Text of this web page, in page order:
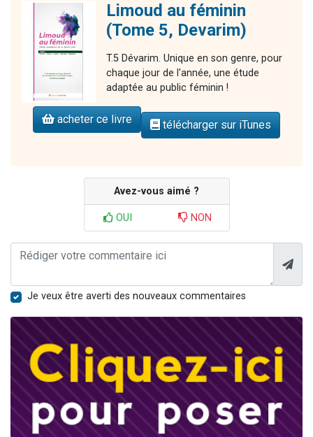
Limoud au féminin
(Tome 5, Devarim)
T.5 Dévarim. Unique en son genre, pour
chaque jour de l'année, une étude
adaptée au public féminin !
acheter ce livre télécharger sur iTunes
Avez-vous aimé ?
OUI NON
Je veux être averti des nouveaux commentaires